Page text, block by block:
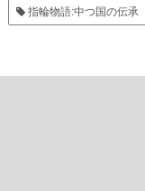
指輪物語:中つ国の伝承